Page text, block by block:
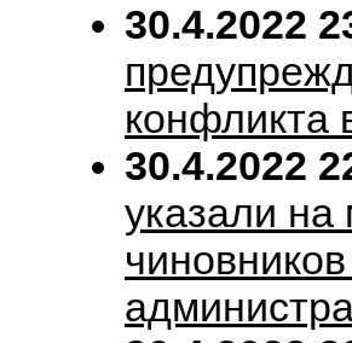
30.4.2022
конфликта
30.4.2022
указали на